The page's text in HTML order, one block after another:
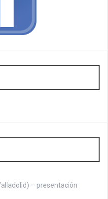
– presentación